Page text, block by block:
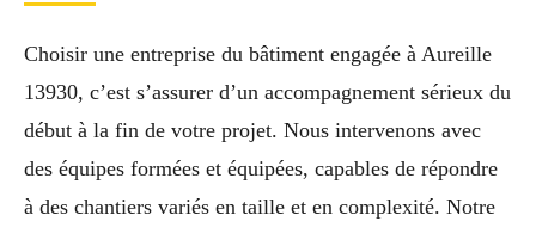
Choisir une entreprise du bâtiment engagée à Aureille
13930, c’est s’assurer d’un accompagnement sérieux du
début à la fin de votre projet. Nous intervenons avec
des équipes formées et équipées, capables de répondre
à des chantiers variés en taille et en complexité. Notre